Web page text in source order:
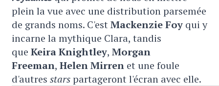
plein la vue avec une distribution parsemée
de grands noms. C'est Mackenzie Foy qui y
incarne la mythique Clara, tandis
que Keira Knightley, Morgan
Freeman, Helen Mirren et une foule
d'autres starspartageront l'écran avec elle.